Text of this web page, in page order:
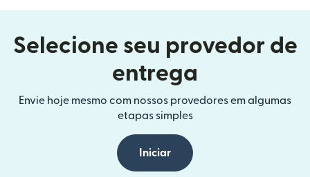
Selecione seu provedor de
entrega
Envie hoje mesmo com nossos provedores em algumas
etapas simples
Iniciar